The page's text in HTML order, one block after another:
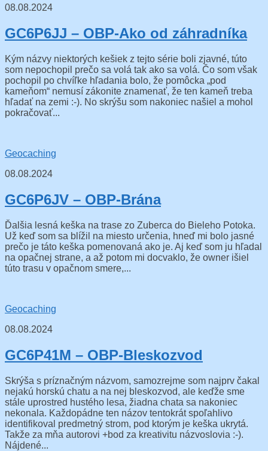
08.08.2024
GC6P6JJ – OBP-Ako od záhradníka
Kým názvy niektorých kešiek z tejto série boli zjavné, túto
som nepochopil prečo sa volá tak ako sa volá. Čo som však
pochopil po chvíľke hľadania bolo, že pomôcka „pod
kameňom“ nemusí zákonite znamenať, že ten kameň treba
hľadať na zemi :-). No skrýšu som nakoniec našiel a mohol
pokračovať...
Geocaching
08.08.2024
GC6P6JV – OBP-Brána
Ďalšia lesná keška na trase zo Zuberca do Bieleho Potoka.
Už keď som sa blížil na miesto určenia, hneď mi bolo jasné
prečo je táto keška pomenovaná ako je. Aj keď som ju hľadal
na opačnej strane, a až potom mi docvaklo, že owner išiel
túto trasu v opačnom smere,...
Geocaching
08.08.2024
GC6P41M – OBP-Bleskozvod
Skrýša s príznačným názvom, samozrejme som najprv čakal
nejakú horskú chatu a na nej bleskozvod, ale keďže sme
stále uprostred hustého lesa, žiadna chata sa nakoniec
nekonala. Každopádne ten názov tentokrát spoľahlivo
identifikoval predmetný strom, pod ktorým je keška ukrytá.
Takže za mňa autorovi +bod za kreativitu názvoslovia :-).
Nájdené...